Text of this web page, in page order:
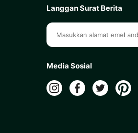
Langgan Surat Berita
Media Sosial